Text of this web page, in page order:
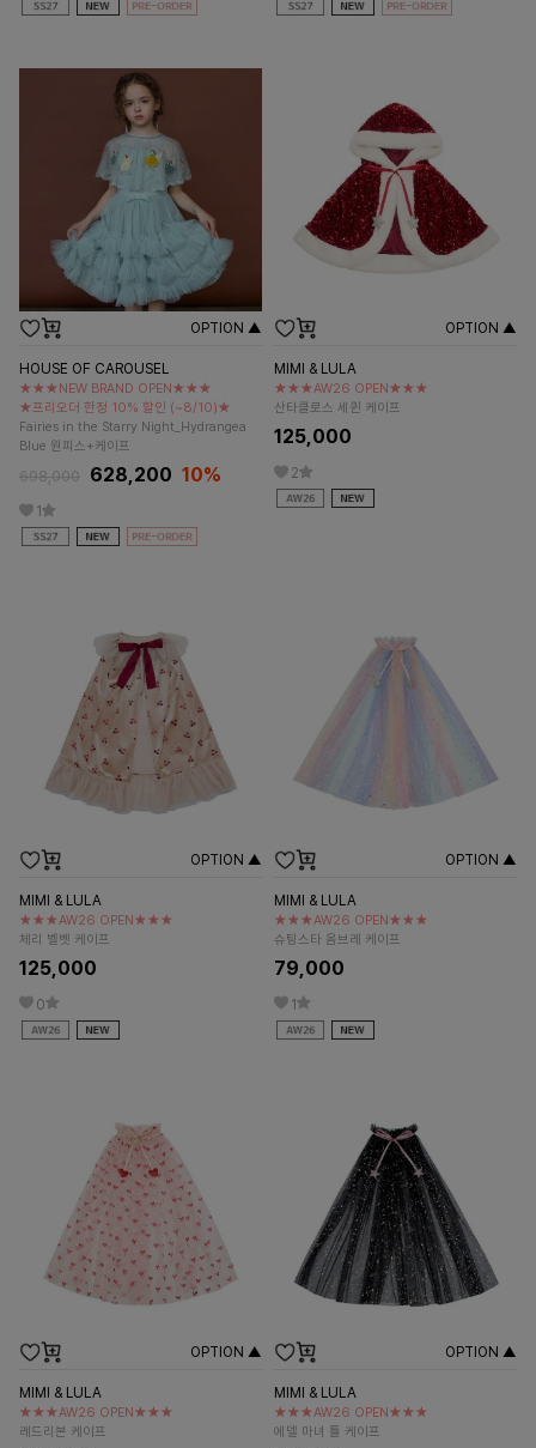
OPTION ▲
HOUSE OF CAROUSEL
★★★NEW BRAND OPEN★★★
★프리오더 한정 10% 할인 (~8/10)★
Fairies in the Starry Night_Hydrangea
Blue 원피스+케이프
698,000 628,200 10%
1
OPTION ▲
MIMI & LULA
★★★AW26 OPEN★★★
산타클로스 세퀸 케이프
125,000
2
OPTION ▲
MIMI & LULA
★★★AW26 OPEN★★★
체리 벨벳 케이프
125,000
0
OPTION ▲
MIMI & LULA
★★★AW26 OPEN★★★
슈팅스타 옴브레 케이프
79,000
1
OPTION ▲
MIMI & LULA
★★★AW26 OPEN★★★
레드리본 케이프
OPTION ▲
MIMI & LULA
★★★AW26 OPEN★★★
에델 마녀 튤 케이프